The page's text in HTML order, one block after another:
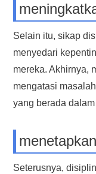
Selain itu, sikap
menyedari
mereka. Akhirnya,
mengatasi
yang berada
Seterusnya,